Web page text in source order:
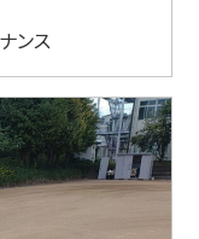
ンス